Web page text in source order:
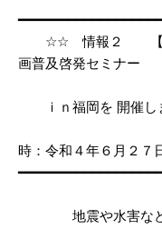
☆☆ 情報２ 【ご案
画普及啓発セミナー
ｉｎ福岡を 開催し
（
時：令和４年６月２７
地震や水害などの